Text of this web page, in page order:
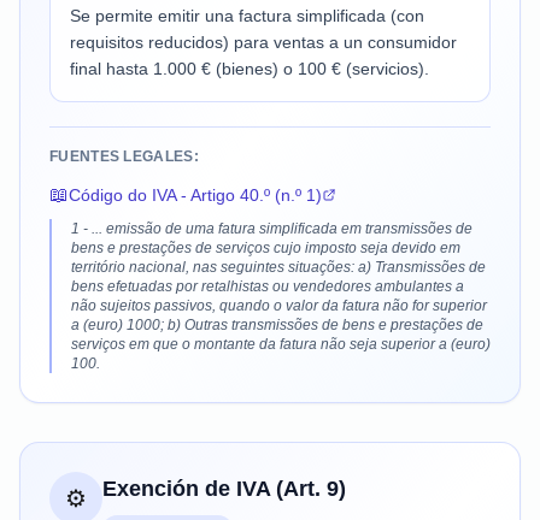
Se permite emitir una factura simplificada (con
requisitos reducidos) para ventas a un consumidor
final hasta 1.000 € (bienes) o 100 € (servicios).
FUENTES LEGALES:
📖Código do IVA - Artigo 40.º (n.º 1)
1 - ... emissão de uma fatura simplificada em transmissões de
bens e prestações de serviços cujo imposto seja devido em
território nacional, nas seguintes situações: a) Transmissões de
bens efetuadas por retalhistas ou vendedores ambulantes a
não sujeitos passivos, quando o valor da fatura não for superior
a (euro) 1000; b) Outras transmissões de bens e prestações de
serviços em que o montante da fatura não seja superior a (euro)
100.
⚙️ Exención de IVA (Art. 9)